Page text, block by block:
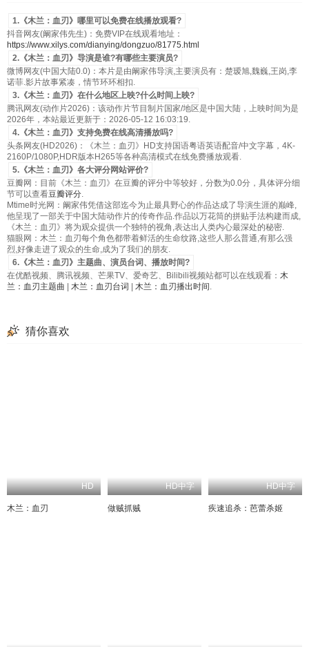
1.《木兰：血刃》哪里可以免费在线播放观看?
抖音网友(阚家伟先生)：免费VIP在线观看地址：
https://www.xilys.com/dianying/dongzuo/81775.html
2.《木兰：血刃》导演是谁?有哪些主要演员?
微博网友(中国大陆0.0)：本片是由阚家伟导演,主要演员有：楚瑷旭,魏巍,王岗,李
诺菲.影片故事紧凑，情节环环相扣.
3.《木兰：血刃》在什么地区上映?什么时间上映?
腾讯网友(动作片2026)：该动作片节目制片国家/地区是中国大陆，上映时间为是
2026年，本站最近更新于：2026-05-12 16:03:19.
4.《木兰：血刃》支持免费在线高清播放吗?
头条网友(HD2026)：《木兰：血刃》HD支持国语粤语英语配音/中文字幕，4K-
2160P/1080P,HDR版本H265等各种高清模式在线免费播放观看.
5.《木兰：血刃》各大评分网站评价?
豆瓣网：目前《木兰：血刃》在豆瓣的评分中等较好，分数为0.0分，具体评分细
节可以查看豆瓣评分.
Mtime时光网：阚家伟凭借这部迄今为止最具野心的作品达成了导演生涯的巅峰,
他呈现了一部关于中国大陆动作片的传奇作品.作品以万花筒的拼贴手法构建而成,
《木兰：血刃》将为观众提供一个独特的视角,表达出人类内心最深处的秘密.
猫眼网：木兰：血刃每个角色都带着鲜活的生命纹路,这些人那么普通,有那么强
烈,好像走进了观众的生命,成为了我们的朋友.
6.《木兰：血刃》主题曲、演员台词、播放时间?
在优酷视频、腾讯视频、芒果TV、爱奇艺、Bilibili视频站都可以在线观看： 木
兰：血刃主题曲
木兰：血刃台词 木兰：血刃播出时间 .
猜你喜欢
HD
木兰：血刃
HD中字
做贼抓贼
HD中字
疾速追杀：芭蕾杀姬